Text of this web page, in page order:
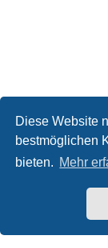
Diese Website
bestmöglichen
bieten. Mehr